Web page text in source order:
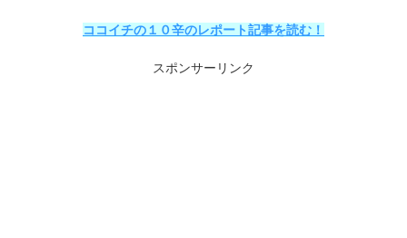
ココイチの１０辛のレポート記事を読む！
スポンサーリンク